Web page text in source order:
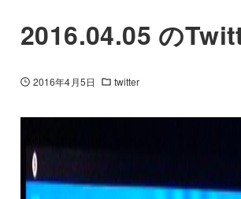
2016.04.05 の
2016年4月5日 twitter